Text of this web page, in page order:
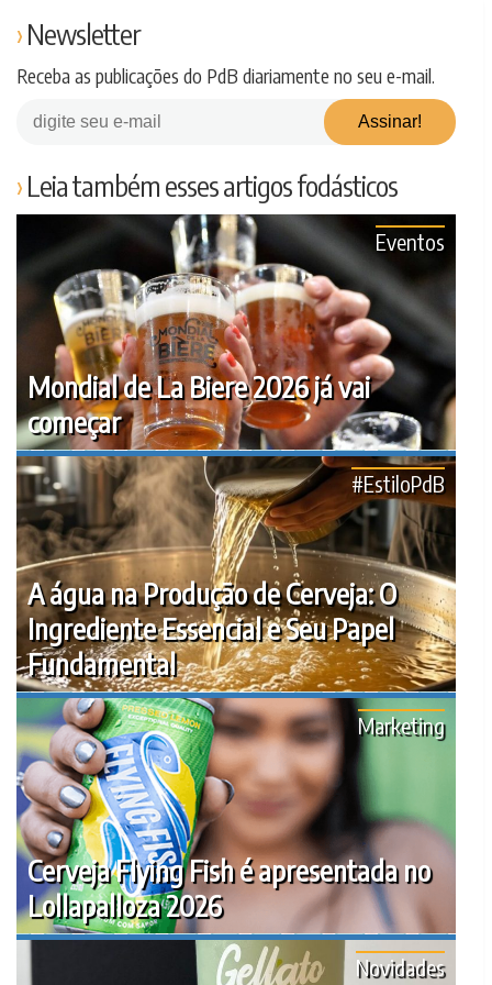
Newsletter
Receba as publicações do PdB diariamente no seu e-mail.
Leia também esses artigos fodásticos
Mondial de La Biere 2026 já vai
começar
Eventos
A água na Produção de Cerveja: O
Ingrediente Essencial e Seu Papel
Fundamental
#EstiloPdB
Cerveja Flying Fish é apresentada no
Lollapalloza 2026
Marketing
Novidades